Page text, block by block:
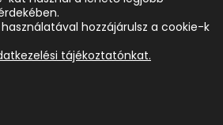
a korlátozás arra az esetre,
rendezvényről előre
hozzájárulsz a cookie-k
tájékoztatónkat.